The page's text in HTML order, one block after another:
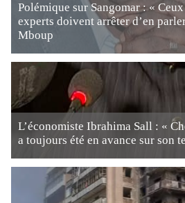
Polémique sur Sangomar : «
experts doivent arrêter d’en
Mboup
L’économiste Ibrahima Sall : «
a toujours été en avance sur son